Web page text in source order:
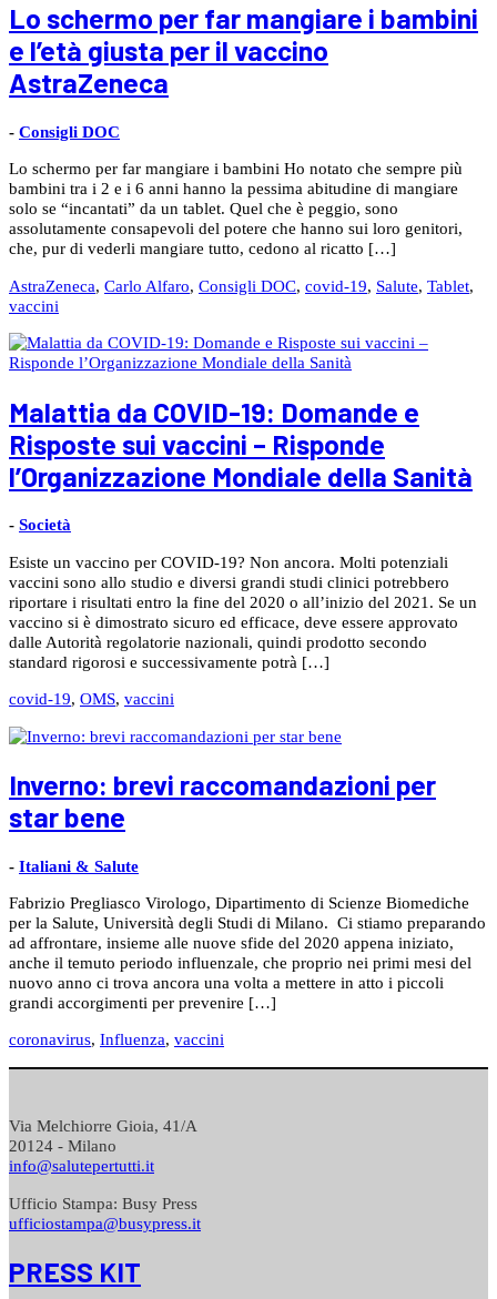
Lo schermo per far mangiare i bambini
e l’età giusta per il vaccino
AstraZeneca
- Consigli DOC
Lo schermo per far mangiare i bambini Ho notato che sempre più
bambini tra i 2 e i 6 anni hanno la pessima abitudine di mangiare
solo se “incantati” da un tablet. Quel che è peggio, sono
assolutamente consapevoli del potere che hanno sui loro genitori,
che, pur di vederli mangiare tutto, cedono al ricatto […]
AstraZeneca, Carlo Alfaro, Consigli DOC, covid-19, Salute, Tablet,
vaccini
Malattia da COVID-19: Domande e
Risposte sui vaccini – Risponde
l’Organizzazione Mondiale della Sanità
- Società
Esiste un vaccino per COVID-19? Non ancora. Molti potenziali
vaccini sono allo studio e diversi grandi studi clinici potrebbero
riportare i risultati entro la fine del 2020 o all’inizio del 2021. Se un
vaccino si è dimostrato sicuro ed efficace, deve essere approvato
dalle Autorità regolatorie nazionali, quindi prodotto secondo
standard rigorosi e successivamente potrà […]
covid-19, OMS, vaccini
Inverno: brevi raccomandazioni per
star bene
- Italiani & Salute
Fabrizio Pregliasco Virologo, Dipartimento di Scienze Biomediche
per la Salute, Università degli Studi di Milano. Ci stiamo preparando
ad affrontare, insieme alle nuove sfide del 2020 appena iniziato,
anche il temuto periodo influenzale, che proprio nei primi mesi del
nuovo anno ci trova ancora una volta a mettere in atto i piccoli
grandi accorgimenti per prevenire […]
coronavirus, Influenza, vaccini
Via Melchiorre Gioia, 41/A
20124 - Milano
info@salutepertutti.it
Ufficio Stampa: Busy Press
ufficiostampa@busypress.it
PRESS KIT